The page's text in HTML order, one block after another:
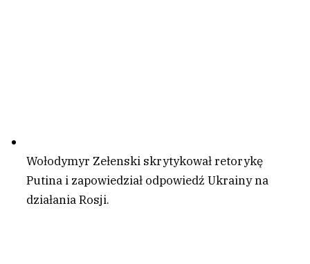
Wołodymyr Zełenski skrytykował retorykę
Putina i zapowiedział odpowiedź Ukrainy na
działania Rosji.